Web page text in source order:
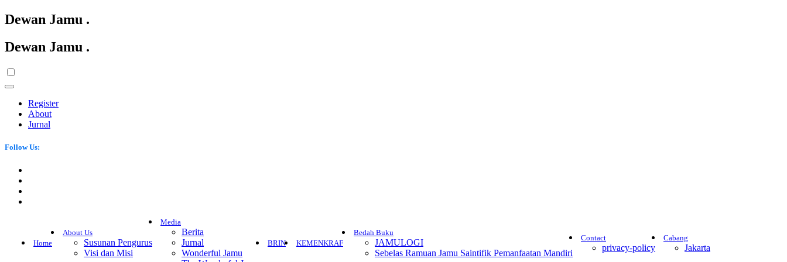
Dewan Jamu .
Dewan Jamu .
Register
About
Jurnal
Follow Us:
Home
About Us
Susunan Pengurus
Visi dan Misi
Media
Berita
Jurnal
Wonderful Jamu
BRIN KEMENKRAF
Bedah Buku
JAMULOGI
Sebelas Ramuan Jamu Saintifik Pemanfaatan Mandiri
Contact
privacy-policy
Cabang
Jakarta